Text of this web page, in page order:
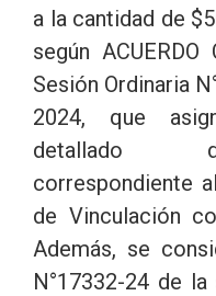
a la cantidad de
según
Sesión Ordinaria
2024, que
detallado
correspondiente
de Vinculación
Además, se
N°17332-24 de